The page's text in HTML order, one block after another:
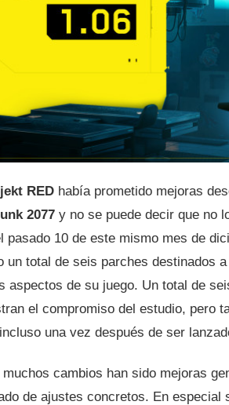
RED había prometido mejoras
2077 y no se puede decir que no
pasado 10 de este mismo mes de
un total de seis parches destinados
aspectos de su juego. Un total de
el compromiso del estudio, pero
una vez después de ser
muchos cambios han sido mejoras
de ajustes concretos. En especial